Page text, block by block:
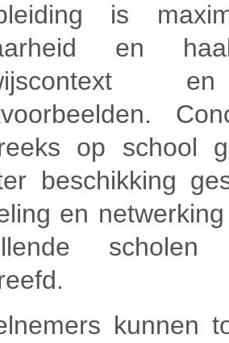
is
en
op school
beschikking
en
scholen
kunnen